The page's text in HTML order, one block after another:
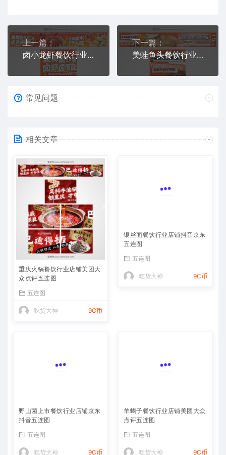
上一篇：
卤小龙虾餐饮行业店铺美团大众点评五连图
下一篇：
美蛙鱼头餐饮行业店铺美团大众点评五连图
常见问题
相关文章
重庆火锅餐饮行业店铺美团大
众点评五连图
五连图
吃货大神 9C币
银丝面餐饮行业店铺抖音京东
五连图
五连图
吃货大神 9C币
野山菌上市餐饮行业店铺京东
抖音五连图
五连图
吃货大神 9C币
羊蝎子餐饮行业店铺美团大众
点评五连图
五连图
吃货大神 9C币